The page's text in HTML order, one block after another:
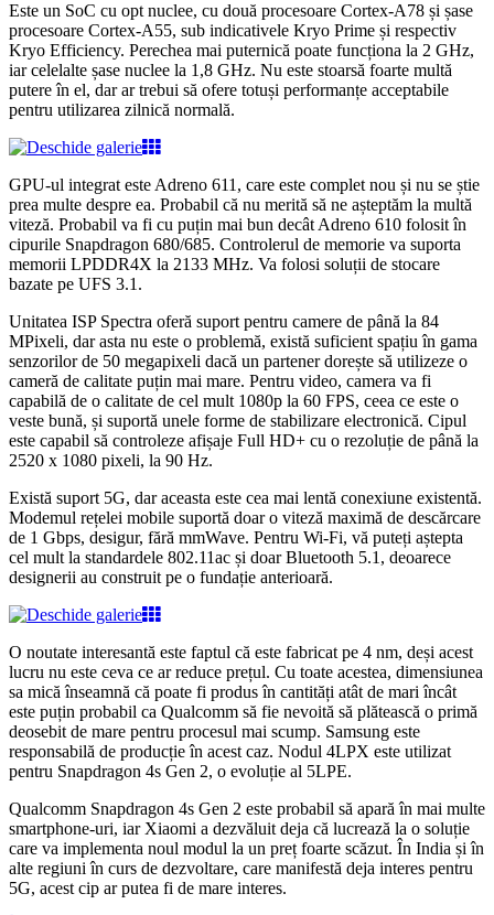
Este un SoC cu opt nuclee, cu două procesoare Cortex-A78 și șase
procesoare Cortex-A55, sub indicativele Kryo Prime și respectiv
Kryo Efficiency. Perechea mai puternică poate funcționa la 2 GHz,
iar celelalte șase nuclee la 1,8 GHz. Nu este stoarsă foarte multă
putere în el, dar ar trebui să ofere totuși performanțe acceptabile
pentru utilizarea zilnică normală.
GPU-ul integrat este Adreno 611, care este complet nou și nu se știe
prea multe despre ea. Probabil că nu merită să ne așteptăm la multă
viteză. Probabil va fi cu puțin mai bun decât Adreno 610 folosit în
cipurile Snapdragon 680/685. Controlerul de memorie va suporta
memorii LPDDR4X la 2133 MHz. Va folosi soluții de stocare
bazate pe UFS 3.1.
Unitatea ISP Spectra oferă suport pentru camere de până la 84
MPixeli, dar asta nu este o problemă, există suficient spațiu în gama
senzorilor de 50 megapixeli dacă un partener dorește să utilizeze o
cameră de calitate puțin mai mare. Pentru video, camera va fi
capabilă de o calitate de cel mult 1080p la 60 FPS, ceea ce este o
veste bună, și suportă unele forme de stabilizare electronică. Cipul
este capabil să controleze afișaje Full HD+ cu o rezoluție de până la
2520 x 1080 pixeli, la 90 Hz.
Există suport 5G, dar aceasta este cea mai lentă conexiune existentă.
Modemul rețelei mobile suportă doar o viteză maximă de descărcare
de 1 Gbps, desigur, fără mmWave. Pentru Wi-Fi, vă puteți aștepta
cel mult la standardele 802.11ac și doar Bluetooth 5.1, deoarece
designerii au construit pe o fundație anterioară.
O noutate interesantă este faptul că este fabricat pe 4 nm, deși acest
lucru nu este ceva ce ar reduce prețul. Cu toate acestea, dimensiunea
sa mică înseamnă că poate fi produs în cantități atât de mari încât
este puțin probabil ca Qualcomm să fie nevoită să plătească o primă
deosebit de mare pentru procesul mai scump. Samsung este
responsabilă de producție în acest caz. Nodul 4LPX este utilizat
pentru Snapdragon 4s Gen 2, o evoluție al 5LPE.
Qualcomm Snapdragon 4s Gen 2 este probabil să apară în mai multe
smartphone-uri, iar Xiaomi a dezvăluit deja că lucrează la o soluție
care va implementa noul modul la un preț foarte scăzut. În India și în
alte regiuni în curs de dezvoltare, care manifestă deja interes pentru
5G, acest cip ar putea fi de mare interes.